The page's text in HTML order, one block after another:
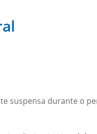
suspensa durante o